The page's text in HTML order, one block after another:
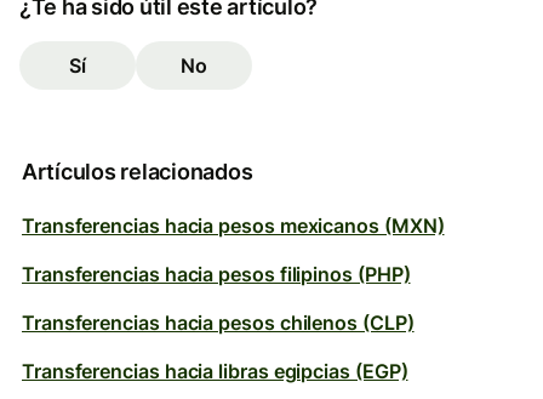
¿Te ha sido útil este artículo?
Sí No
Artículos relacionados
Transferencias hacia pesos mexicanos (MXN)
Transferencias hacia pesos filipinos (PHP)
Transferencias hacia pesos chilenos (CLP)
Transferencias hacia libras egipcias (EGP)